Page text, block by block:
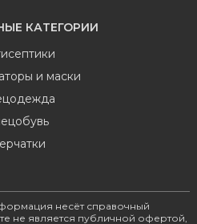
КАТЕГОРИИ
и маски
несёт справочный
не является публичной офертой,